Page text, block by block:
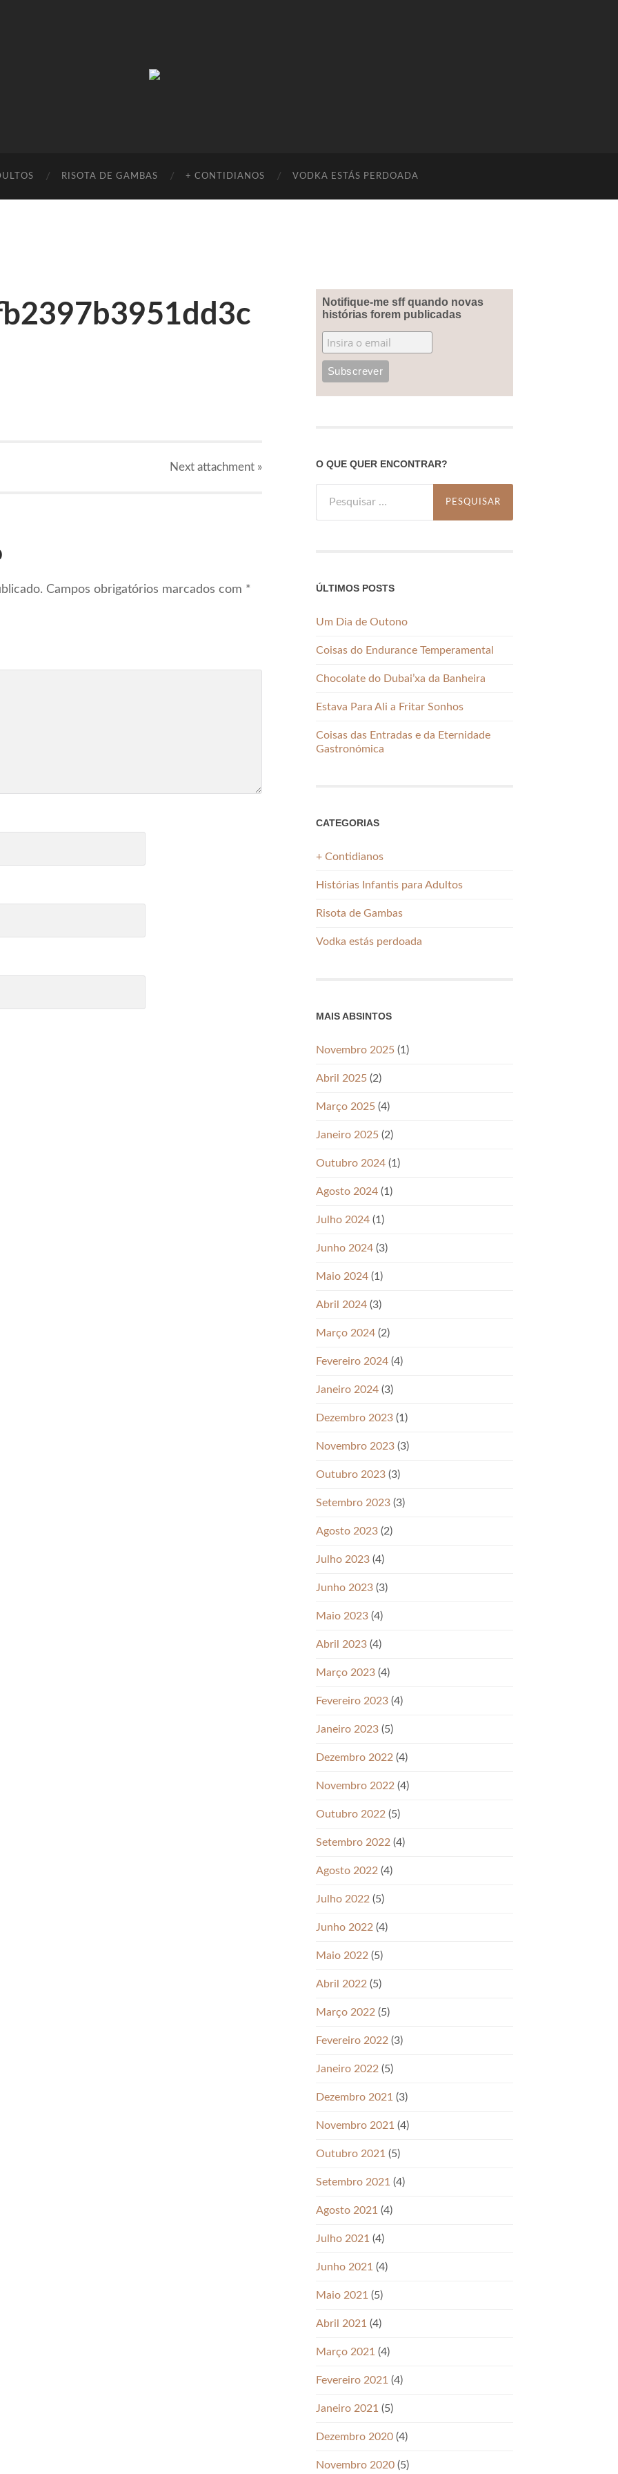
RISOTA DE GAMBAS + CONTIDIANOS VODKA ESTÁS PERDOADA
Next attachment »
Campos obrigatórios marcados com *
Notifique-me sff quando novas
histórias forem publicadas
O QUE QUER ENCONTRAR?
por:
ÚLTIMOS POSTS
Um Dia de Outono
Coisas do Endurance Temperamental
Chocolate do Dubai’xa da Banheira
Estava Para Ali a Fritar Sonhos
Coisas das Entradas e da Eternidade
Gastronómica
CATEGORIAS
+ Contidianos
Histórias Infantis para Adultos
Risota de Gambas
Vodka estás perdoada
MAIS ABSINTOS
Novembro 2025 (1)
Abril 2025 (2)
Março 2025 (4)
Janeiro 2025 (2)
Outubro 2024 (1)
Agosto 2024 (1)
Julho 2024 (1)
Junho 2024 (3)
Maio 2024 (1)
Abril 2024 (3)
Março 2024 (2)
Fevereiro 2024 (4)
Janeiro 2024 (3)
Dezembro 2023 (1)
Novembro 2023 (3)
Outubro 2023 (3)
Setembro 2023 (3)
Agosto 2023 (2)
Julho 2023 (4)
Junho 2023 (3)
Maio 2023 (4)
Abril 2023 (4)
Março 2023 (4)
Fevereiro 2023 (4)
Janeiro 2023 (5)
Dezembro 2022 (4)
Novembro 2022 (4)
Outubro 2022 (5)
Setembro 2022 (4)
Agosto 2022 (4)
Julho 2022 (5)
Junho 2022 (4)
Maio 2022 (5)
Abril 2022 (5)
Março 2022 (5)
Fevereiro 2022 (3)
Janeiro 2022 (5)
Dezembro 2021 (3)
Novembro 2021 (4)
Outubro 2021 (5)
Setembro 2021 (4)
Agosto 2021 (4)
Julho 2021 (4)
Junho 2021 (4)
Maio 2021 (5)
Abril 2021 (4)
Março 2021 (4)
Fevereiro 2021 (4)
Janeiro 2021 (5)
Dezembro 2020 (4)
Novembro 2020 (5)